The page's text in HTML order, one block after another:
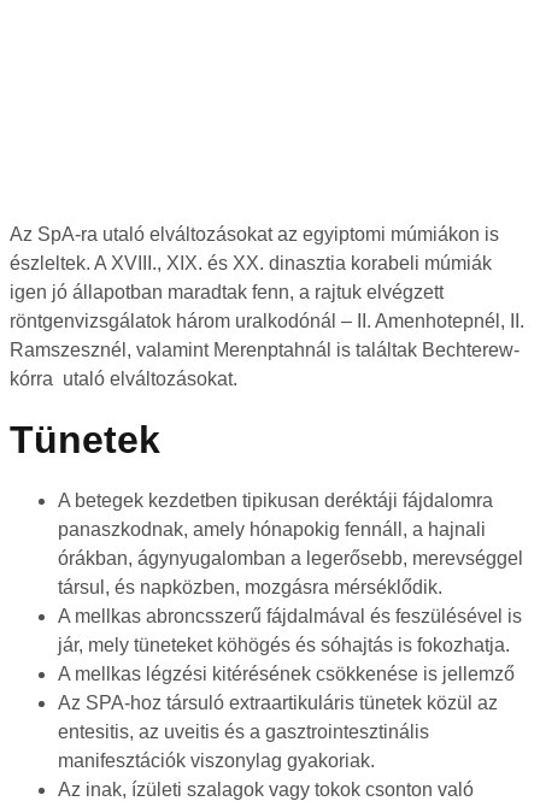
Az SpA-ra utaló elváltozásokat az egyiptomi múmiákon is
észleltek. A XVIII., XIX. és XX. dinasztia korabeli múmiák
igen jó állapotban maradtak fenn, a rajtuk elvégzett
röntgenvizsgálatok három uralkodónál – II. Amenhotepnél, II.
Ramszesznél, valamint Merenptahnál is találtak Bechterew-
kórra utaló elváltozásokat.
Tünetek
A betegek kezdetben tipikusan deréktáji fájdalomra
panaszkodnak, amely hónapokig fennáll, a hajnali
órákban, ágynyugalomban a legerősebb, merevséggel
társul, és napközben, mozgásra mérséklődik.
A mellkas abroncsszerű fájdalmával és feszülésével is
jár, mely tüneteket köhögés és sóhajtás is fokozhatja.
A mellkas légzési kitérésének csökkenése is jellemző
Az SPA-hoz társuló extraartikuláris tünetek közül az
entesitis, az uveitis és a gasztrointesztinális
manifesztációk viszonylag gyakoriak.
Az inak, ízületi szalagok vagy tokok csonton való